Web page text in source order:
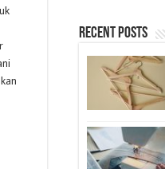
Recent Posts